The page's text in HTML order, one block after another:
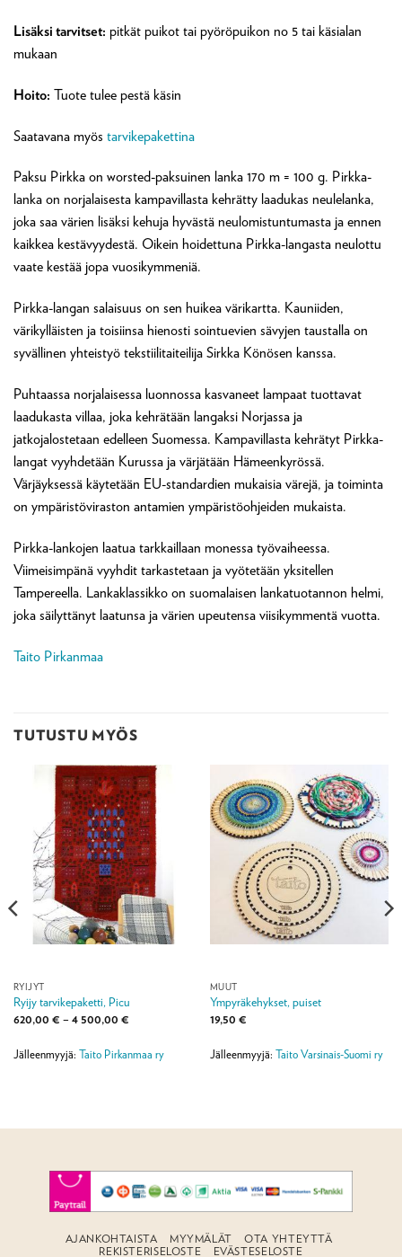
Lisäksi tarvitset: pitkät puikot tai pyöröpuikon no 5 tai käsialan
mukaan
Hoito: Tuote tulee pestä käsin
Saatavana myös tarvikepakettina
Paksu Pirkka on worsted-paksuinen lanka 170 m = 100 g. Pirkka-
lanka on norjalaisesta kampavillasta kehrätty laadukas neulelanka,
joka saa värien lisäksi kehuja hyvästä neulomistuntumasta ja ennen
kaikkea kestävyydestä. Oikein hoidettuna Pirkka-langasta neulottu
vaate kestää jopa vuosikymmeniä.
Pirkka-langan salaisuus on sen huikea värikartta. Kauniiden,
värikylläisten ja toisiinsa hienosti sointuevien sävyjen taustalla on
syvällinen yhteistyö tekstiilitaiteilija Sirkka Könösen kanssa.
Puhtaassa norjalaisessa luonnossa kasvaneet lampaat tuottavat
laadukasta villaa, joka kehrätään langaksi Norjassa ja
jatkojalostetaan edelleen Suomessa. Kampavillasta kehrätyt Pirkka-
langat vyyhdetään Kurussa ja värjätään Hämeenkyrössä.
Värjäyksessä käytetään EU-standardien mukaisia värejä, ja toiminta
on ympäristöviraston antamien ympäristöohjeiden mukaista.
Pirkka-lankojen laatua tarkkaillaan monessa työvaiheessa.
Viimeisimpänä vyyhdit tarkastetaan ja vyötetään yksitellen
Tampereella. Lankaklassikko on suomalaisen lankatuotannon helmi,
joka säilyttänyt laatunsa ja värien upeutensa viisikymmentä vuotta.
Taito Pirkanmaa
TUTUSTU MYÖS
RYIJYT
Ryijy tarvikepaketti, Picu
620,00 € – 4 500,00 €Hintaluokka:
4
500,00 €
Jälleenmyyjä: Taito Pirkanmaa ry
MUUT
Ympyräkehykset, puiset
19,50 €
Jälleenmyyjä: Taito Varsinais-Suomi ry
AJANKOHTAISTA MYYMÄLÄT
OTA YHTEYTTÄ
REKISTERISELOSTE
EVÄSTESELOSTE